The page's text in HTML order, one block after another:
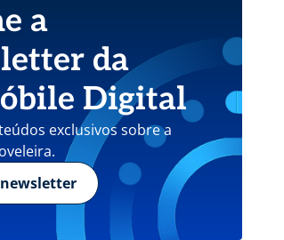
a
da
Digital
exclusivos sobre a